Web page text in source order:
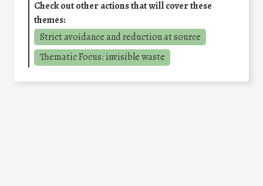
Check out other actions that will cover these
themes:
Strict avoidance and reduction at source
Thematic Focus: invisible waste